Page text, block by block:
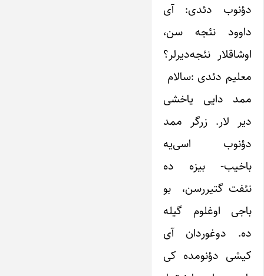
دؤنوب دئدی: آی
داوود نئجه سن،
اوشاقلار نئجه‌دیر‌لر؟
معلیم دئدی :سالام
ممد دایی یاخشی
دیر لار. زرگر ممد
دؤنوب اسی‌یه
باخیب- بیزه ده
نئفت گتیررسن، بو
باجی اوغلوم گیله
ده. دوغوردان آی
کیشی دؤنومده کی